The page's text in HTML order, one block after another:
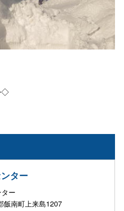
ター
ー
南町上来島1207